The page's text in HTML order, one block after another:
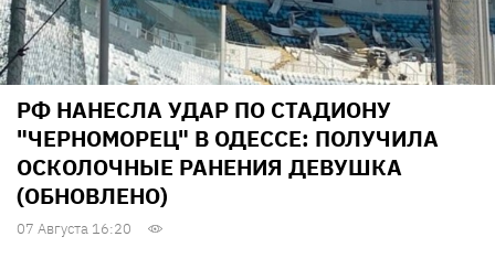
РФ НАНЕСЛА УДАР ПО СТАДИОНУ
"ЧЕРНОМОРЕЦ" В ОДЕССЕ: ПОЛУЧИЛА
ОСКОЛОЧНЫЕ РАНЕНИЯ ДЕВУШКА
(ОБНОВЛЕНО)
07 Августа 16:20